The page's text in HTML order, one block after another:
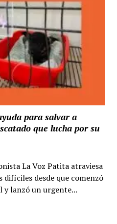
para salvar a
que lucha por su
La Voz Patita atraviesa
difíciles desde que comenzó
y lanzó un urgente...